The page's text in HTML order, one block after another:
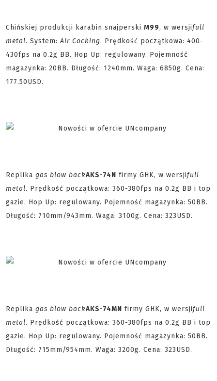
Chińskiej produkcji karabin snajperski M99, w wersjifull
metal. System:Air Cocking. Prędkość początkowa: 400-
430fps na 0.2g BB. Hop Up: regulowany. Pojemność
magazynka: 20BB. Długość: 1240mm. Waga: 6850g. Cena:
177.50USD.
Replika gas blow backAKS-74N firmy GHK, w wersjifull
metal. Prędkość początkowa: 360-380fps na 0.2g BB i top
gazie. Hop Up: regulowany. Pojemność magazynka: 50BB.
Długość: 710mm/943mm. Waga: 3100g. Cena: 323USD.
Replika gas blow backAKS-74MN firmy GHK, w wersjifull
metal. Prędkość początkowa: 360-380fps na 0.2g BB i top
gazie. Hop Up: regulowany. Pojemność magazynka: 50BB.
Długość: 715mm/954mm. Waga: 3200g. Cena: 323USD.